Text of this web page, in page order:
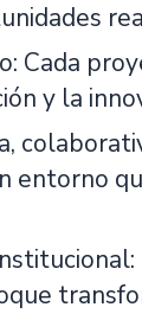
Cada
y la
entorno